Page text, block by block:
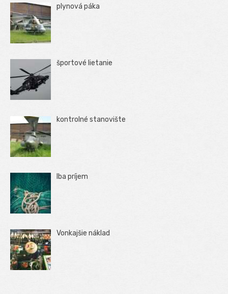
plynová páka
športové lietanie
kontrolné stanovište
Iba príjem
Vonkajšie náklad